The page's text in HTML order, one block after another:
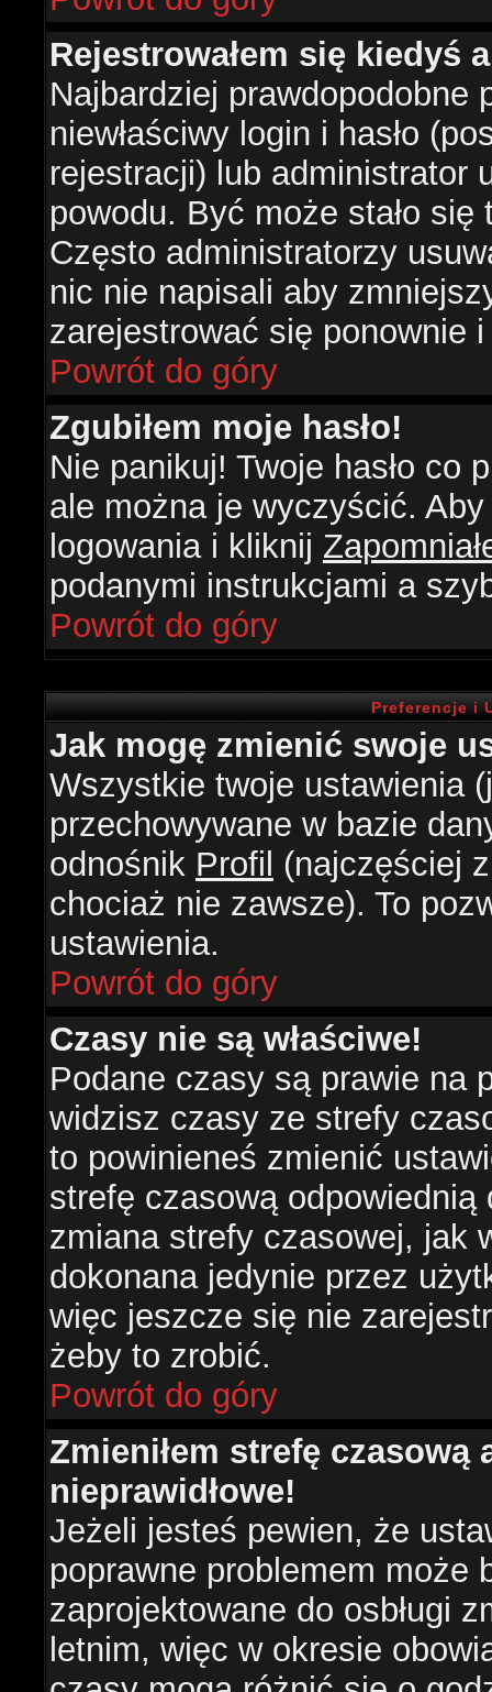
Rejestrowałem się kiedyś
Najbardziej prawdopodobne
niewłaściwy login i hasło
rejestracji) lub administrator
powodu. Być może stało
Często administratorzy
nic nie napisali aby
zarejestrować się ponownie
Powrót do góry
Zgubiłem moje hasło!
Nie panikuj! Twoje hasło co
ale można je wyczyścić.
logowania i kliknij
podanymi instrukcjami a
Powrót do góry
Preferencje i
Jak mogę zmienić swoje
Wszystkie twoje ustawienia
przechowywane w bazie
odnośnik Profil (najczęściej
chociaż nie zawsze). To
ustawienia.
Powrót do góry
Czasy nie są właściwe!
Podane czasy są prawie na
widzisz czasy ze strefy
to powinieneś zmienić
strefę czasową
zmiana strefy czasowej, jak
dokonana jedynie przez
więc jeszcze się nie
żeby to zrobić.
Powrót do góry
Zmieniłem strefę czasową
nieprawidłowe!
Jeżeli jesteś pewien, że
poprawne problemem może
zaprojektowane do osbługi
letnim, więc w okresie